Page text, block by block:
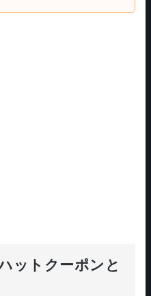
ットクーポンと